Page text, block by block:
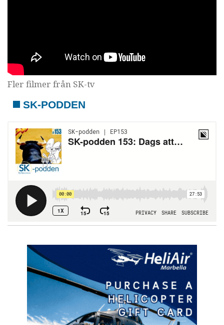
Fler filmer från SK-tv
SK-PODDEN